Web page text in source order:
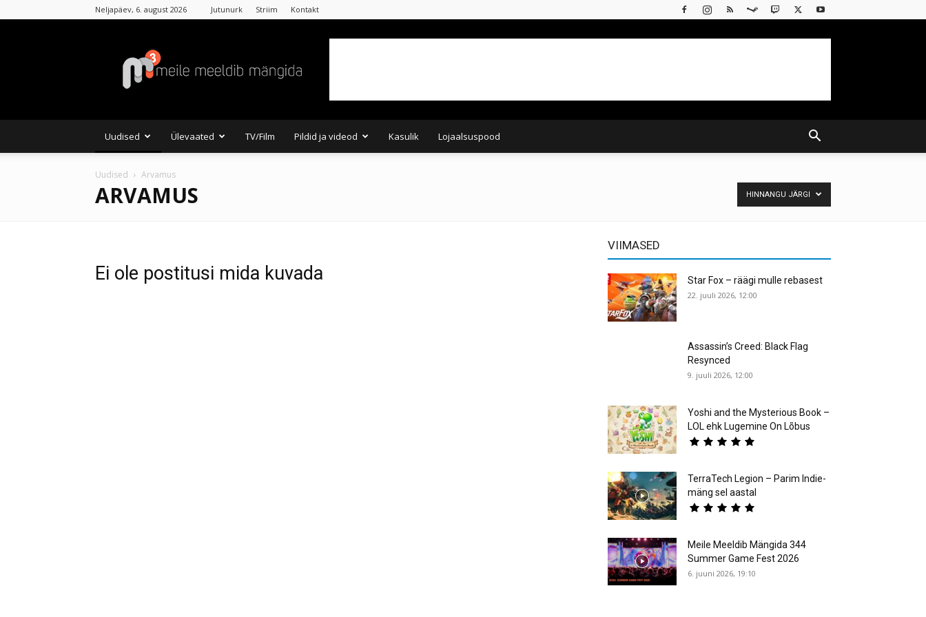
Neljapäev, 6. august 2026 Jutunurk Striim Kontakt
Uudised Ülevaated TV/Film Pildid ja videod Kasulik Lojaalsuspood
Uudised Arvamus
ARVAMUS HINNANGU JÄRGI
Ei ole postitusi mida kuvada
VIIMASED
Star Fox – räägi mulle rebasest
22. juuli 2026, 12:00
Assassin’s Creed: Black Flag
Resynced
9. juuli 2026, 12:00
Yoshi and the Mysterious Book –
LOL ehk Lugemine On Lõbus
TerraTech Legion – Parim Indie-
mäng sel aastal
Meile Meeldib Mängida 344
Summer Game Fest 2026
6. juuni 2026, 19:10